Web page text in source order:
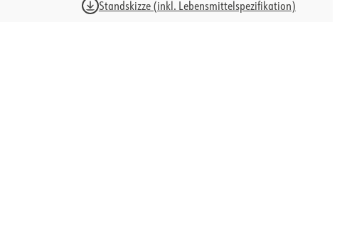
Standskizze (inkl. Lebensmittelspezifikation)